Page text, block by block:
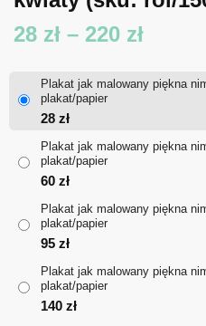
28 zł – 220 złZakres
28 zł
220 zł
Plakat jak malowany piękna
plakat/papier
28 zł
Plakat jak malowany piękna
plakat/papier
60 zł
Plakat jak malowany piękna
plakat/papier
95 zł
Plakat jak malowany piękna
plakat/papier
140 zł